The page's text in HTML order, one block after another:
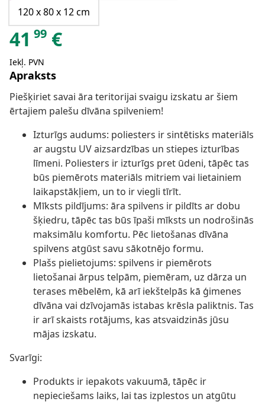
120 x 80 x 12 cm
41 99 €
Iekļ. PVN
Apraksts
Piešķiriet savai āra teritorijai svaigu izskatu ar šiem
ērtajiem palešu dīvāna spilveniem!
Izturīgs audums: poliesters ir sintētisks materiāls
ar augstu UV aizsardzības un stiepes izturības
līmeni. Poliesters ir izturīgs pret ūdeni, tāpēc tas
būs piemērots materiāls mitriem vai lietainiem
laikapstākļiem, un to ir viegli tīrīt.
Mīksts pildījums: āra spilvens ir pildīts ar dobu
šķiedru, tāpēc tas būs īpaši mīksts un nodrošinās
maksimālu komfortu. Pēc lietošanas dīvāna
spilvens atgūst savu sākotnējo formu.
Plašs pielietojums: spilvens ir piemērots
lietošanai ārpus telpām, piemēram, uz dārza un
terases mēbelēm, kā arī iekštelpās kā ģimenes
dīvāna vai dzīvojamās istabas krēsla paliktnis. Tas
ir arī skaists rotājums, kas atsvaidzinās jūsu
mājas izskatu.
Svarīgi:
Produkts ir iepakots vakuumā, tāpēc ir
nepieciešams laiks, lai tas izplestos un atgūtu